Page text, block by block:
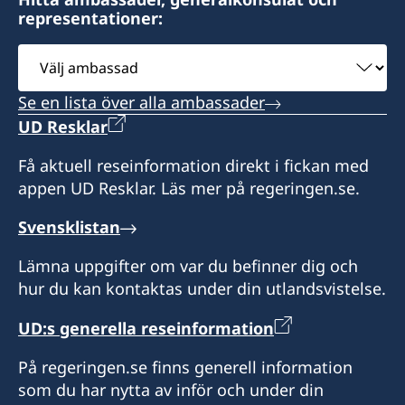
representationer:
Välj
ambassad
Se en lista över alla ambassader
UD Resklar
Få aktuell reseinformation direkt i fickan med
appen UD Resklar. Läs mer på regeringen.se.
Svensklistan
Lämna uppgifter om var du befinner dig och
hur du kan kontaktas under din utlandsvistelse.
UD:s generella reseinformation
På regeringen.se finns generell information
som du har nytta av inför och under din